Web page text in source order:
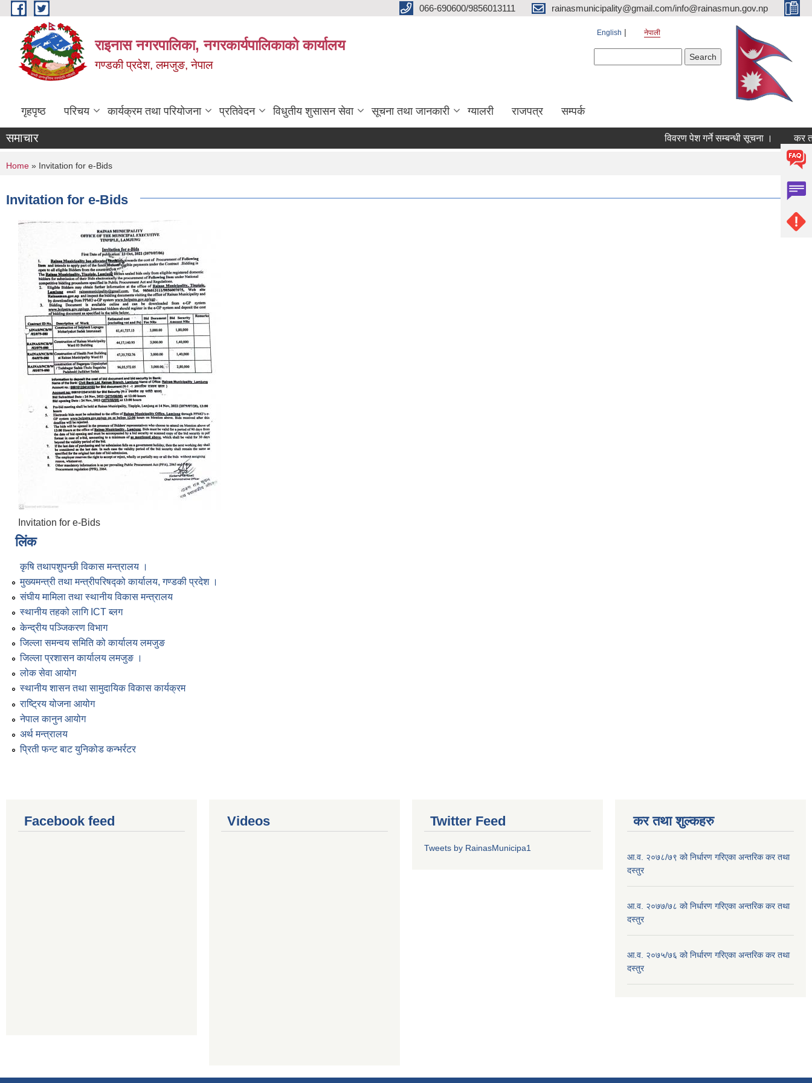
Skip to main content 066-690600/9856013111 rainasmunicipality@gmail.com/info@rainasmun.gov.np
राइनास नगरपालिका, नगरकार्यपालिकाको कार्यालय
गण्डकी प्रदेश, लमजुङ, नेपाल
English नेपाली
गृहपृष्ठ परिचय कार्यक्रम तथा परियोजना प्रतिवेदन विधुतीय शुसासन सेवा सूचना तथा जानकारी ग्यालरी राजपत्र सम्पर्क
समाचार विवरण पेश गर्ने सम्बन्धी सूचना । कर
You are here
Home » Invitation for e-Bids
Invitation for e-Bids
Invitation for e-Bids
लिंक
कृषि तथापशुपन्छी विकास मन्त्रालय ।
मुख्यमन्त्री तथा मन्त्रीपरिषद्को कार्यालय, गण्डकी प्रदेश ।
संघीय मामिला तथा स्थानीय विकास मन्त्रालय
स्थानीय तहको लागि ICT ब्लग
केन्द्रीय पञ्जिकरण विभाग
जिल्ला समन्वय समिति को कार्यालय लमजुङ
जिल्ला प्रशासन कार्यालय लमजुङ ।
लोक सेवा आयोग
स्थानीय शासन तथा सामुदायिक विकास कार्यक्रम
राष्ट्रिय योजना आयोग
नेपाल कानुन आयोग
अर्थ मन्त्रालय
प्रिती फन्ट बाट युनिकोड कन्भर्रटर
Facebook feed Videos Twitter Feed
Tweets by RainasMunicipa1
कर तथा शुल्कहरु
आ.व. २०७८/७९ को निर्धारण गरिएका अन्तरिक कर तथा
दस्तुर
आ.व. २०७७/७८ को निर्धारण गरिएका अन्तरिक कर तथा
दस्तुर
आ.व. २०७५/७६ को निर्धारण गरिएका अन्तरिक कर तथा
दस्तुर